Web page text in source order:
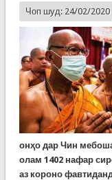
Чоп шуд: 24/02/2020
онҳо дар Чин
олам 1402 нафар
аз короно